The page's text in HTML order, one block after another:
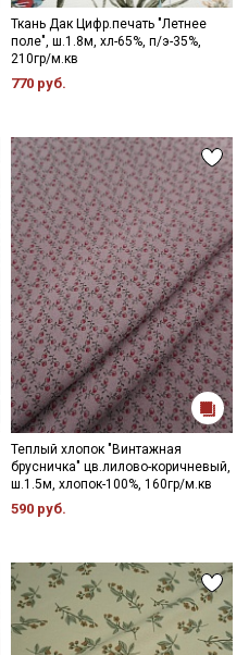
Ткань Дак Цифр.печать "Летнее
поле", ш.1.8м, хл-65%, п/э-35%,
210гр/м.кв
770 руб.
Теплый хлопок "Винтажная
брусничка" цв.лилово-коричневый,
ш.1.5м, хлопок-100%, 160гр/м.кв
590 руб.